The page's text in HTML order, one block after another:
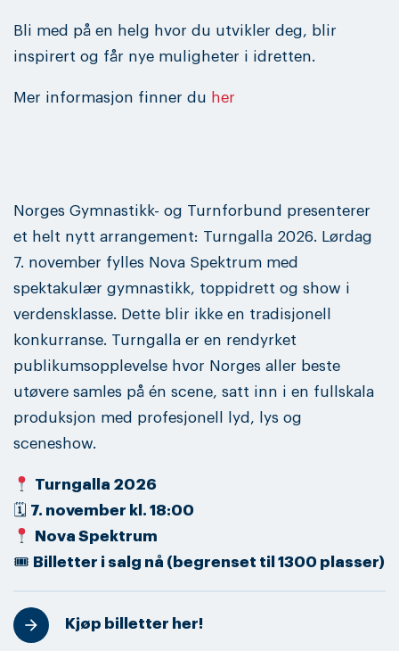
Bli med på en helg hvor du utvikler deg, blir
inspirert og får nye muligheter i idretten.
Mer informasjon finner du her
Norges Gymnastikk- og Turnforbund presenterer
et helt nytt arrangement: Turngalla 2026. Lørdag
7. november fylles Nova Spektrum med
spektakulær gymnastikk, toppidrett og show i
verdensklasse. Dette blir ikke en tradisjonell
konkurranse. Turngalla er en rendyrket
publikumsopplevelse hvor Norges aller beste
utøvere samles på én scene, satt inn i en fullskala
produksjon med profesjonell lyd, lys og
sceneshow.
Turngalla 2026
🗓 7. november kl. 18:00
Nova Spektrum
🎟 Billetter i salg nå (begrenset til 1300 plasser)
Kjøp billetter her!